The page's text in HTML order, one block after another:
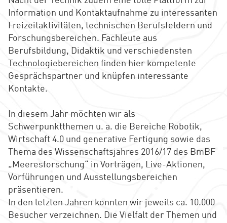
Information und Kontaktaufnahme zu interessanten
Freizeitaktivitäten, technischen Berufsfeldern und
Forschungsbereichen. Fachleute aus
Berufsbildung, Didaktik und verschiedensten
Technologiebereichen finden hier kompetente
Gesprächspartner und knüpfen interessante
Kontakte.
In diesem Jahr möchten wir als
Schwerpunktthemen u. a. die Bereiche Robotik,
Wirtschaft 4.0 und generative Fertigung sowie das
Thema des Wissenschaftsjahres 2016/17 des BmBF
„Meeresforschung“ in Vorträgen, Live-Aktionen,
Vorführungen und Ausstellungsbereichen
präsentieren.
In den letzten Jahren konnten wir jeweils ca. 10.000
Besucher verzeichnen. Die Vielfalt der Themen und